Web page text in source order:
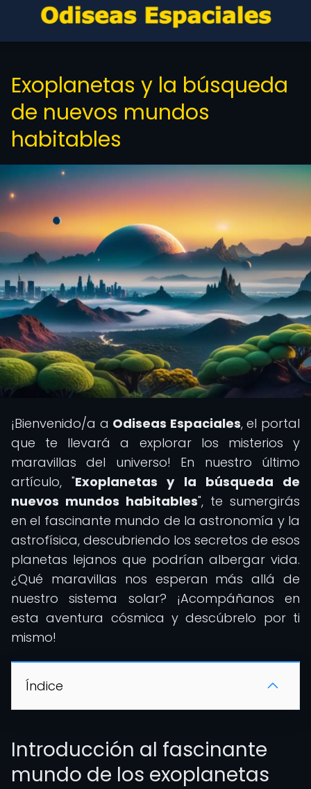
Exoplanetas y la búsqueda
de nuevos mundos
habitables
¡Bienvenido/a a Odiseas Espaciales, el portal
que te llevará a explorar los misterios y
maravillas del universo! En nuestro último
artículo, "Exoplanetas y la búsqueda de
nuevos mundos habitables", te sumergirás
en el fascinante mundo de la astronomía y la
astrofísica, descubriendo los secretos de esos
planetas lejanos que podrían albergar vida.
¿Qué maravillas nos esperan más allá de
nuestro sistema solar? ¡Acompáñanos en
esta aventura cósmica y descúbrelo por ti
mismo!
Índice
Introducción al fascinante
mundo de los exoplanetas